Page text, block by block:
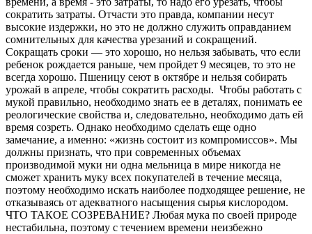
сократить затраты. Отчасти это правда, компании несут
высокие издержки, но это не должно служить оправданием
сомнительных для качества урезаний и сокращений.
Сокращать сроки — это хорошо, но нельзя забывать, что если
ребенок рождается раньше, чем пройдет 9 месяцев, то это не
всегда хорошо. Пшеницу сеют в октябре и нельзя собирать
урожай в апреле, чтобы сократить расходы. Чтобы работать с
мукой правильно, необходимо знать ее в деталях, понимать ее
реологические свойства и, следовательно, необходимо дать ей
время созреть. Однако необходимо сделать еще одно
замечание, а именно: «жизнь состоит из компромиссов». Мы
должны признать, что при современных объемах
производимой муки ни одна мельница в мире никогда не
сможет хранить муку всех покупателей в течение месяца,
поэтому необходимо искать наиболее подходящее решение, не
отказываясь от адекватного насыщения сырья кислородом.
ЧТО ТАКОЕ СОЗРЕВАНИЕ? Любая мука по своей природе
нестабильна, поэтому с течением времени неизбежно